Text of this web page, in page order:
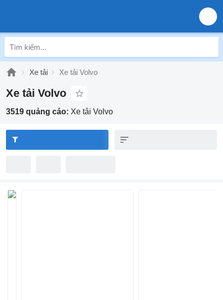
Xe tải Xe tải Volvo
Xe tải Volvo
3519 quảng cáo: Xe tải Volvo